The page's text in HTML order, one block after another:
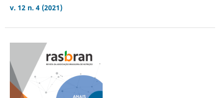
v. 12 n. 4 (2021)